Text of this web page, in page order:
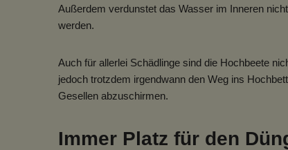
Außerdem verdunstet das Wasser im Inneren
werden.
Auch für allerlei Schädlinge sind die Hochbeete
jedoch trotzdem irgendwann den Weg ins
Gesellen abzuschirmen.
Immer Platz für den